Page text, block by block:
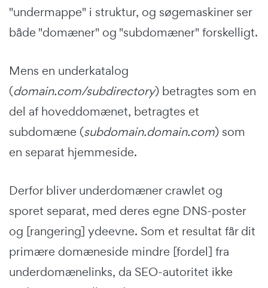
"undermappe" i struktur, og søgemaskiner ser
både "domæner" og "subdomæner" forskelligt.
Mens en underkatalog
(domain.com/subdirectory) betragtes som en
del af hoveddomænet, betragtes et
subdomæne (subdomain.domain.com) som
en separat hjemmeside.
Derfor bliver underdomæner crawlet og
sporet separat, med deres egne DNS-poster
og [rangering] ydeevne. Som et resultat får dit
primære domæneside mindre [fordel] fra
underdomænelinks, da SEO-autoritet ikke